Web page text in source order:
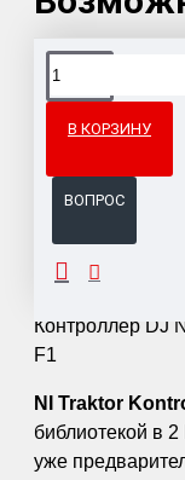
В КОРЗИНУ
ВОПРОС
Доставка
ОПИСАНИЕ
Контроллер DJ
F1
NI Traktor
библиотекой в
уже